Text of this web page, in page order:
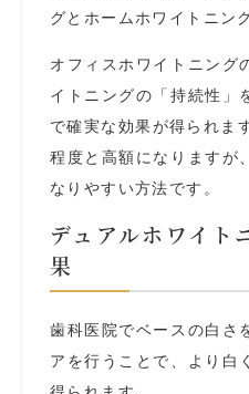
グとホームホワイトニン
オフィスホワイトニング
イトニングの「持続性」
で確実な効果が得られま
程度と高額になりますが
なりやすい方法です。
デュアルホワイト
果
歯科医院でベースの白さ
アを行うことで、より白